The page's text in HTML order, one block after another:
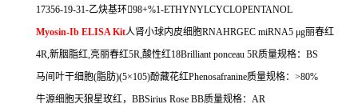
17356-19-31-乙炔基环98+%1-ETHYNYLCYCLOPENTANOL
Myosin-Ib ELISA Kit人肾小球内皮细胞RNAHRGEC miRNA5 μg丽春红
4R,新胭脂红,亮丽春红5R,酸性红18Brilliant ponceau 5R质量规格： BS
马间叶干细胞(脂肪)(5×105)酚藏花红Phenosafranine质量规格： >80%
牛源细胞天狼星玫红， BBSirius Rose BB质量规格： AR